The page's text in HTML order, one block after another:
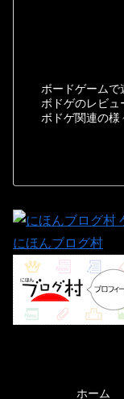
ボードゲームで
ボドゲのレビュ
ボドゲ関連の様
にほんブログ村
ホーム